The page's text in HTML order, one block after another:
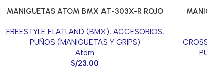
MANIGUETAS ATOM BMX AT-303X-R ROJO
FREESTYLE FLATLAND (BMX), ACCESORIOS,
PUÑOS (MANIGUETAS Y GRIPS)
Atom
S/23.00